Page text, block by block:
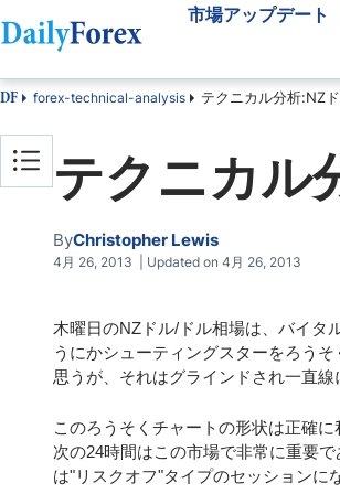
市場アップデート
為替ニュース
FXテクニカル分析
FX指標
外国為替ニュースレタ
FX業者比較
海外のFX業者
ベスト FX ボーナス
ブローカー選択支援
DF forex-technical-analysis テクニカル分析:NZ
テクニカル
ByChristopher Lewis
4月 26, 2013 | Updated on 4月 26, 2013
木曜日のNZドル/ドル相場は、バイタ
うにかシューティングスターをろう
思うが、それはグラインドされ一直
このろうそくチャートの形状は正確
次の24時間はこの市場で非常に重要
は"リスクオフ"タイプのセッションに